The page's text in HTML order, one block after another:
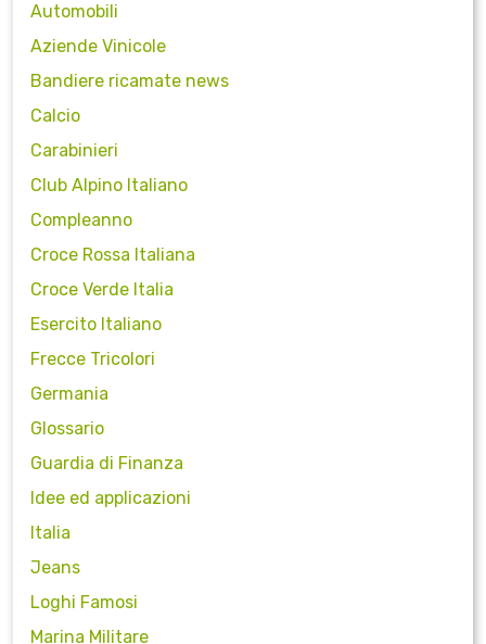
Automobili
Aziende Vinicole
Bandiere ricamate news
Calcio
Carabinieri
Club Alpino Italiano
Compleanno
Croce Rossa Italiana
Croce Verde Italia
Esercito Italiano
Frecce Tricolori
Germania
Glossario
Guardia di Finanza
Idee ed applicazioni
Italia
Jeans
Loghi Famosi
Marina Militare